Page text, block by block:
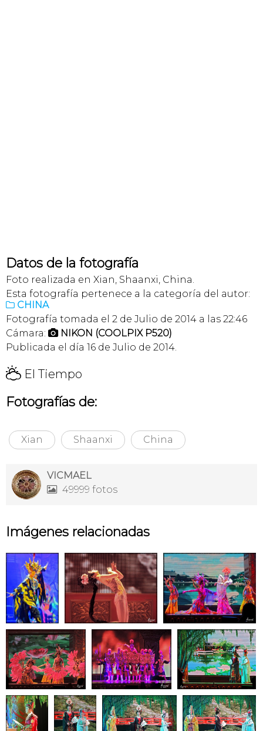
Datos de la fotografía
Foto realizada en Xian, Shaanxi, China.
Esta fotografía pertenece a la categoría del autor:
 CHINA
Fotografía tomada el 2 de Julio de 2014 a las 22:46
Cámara:  NIKON (COOLPIX P520)
Publicada el día 16 de Julio de 2014.
H El Tiempo
Fotografías de:
Xian Shaanxi China
VICMAEL
 49999 fotos
Imágenes relacionadas